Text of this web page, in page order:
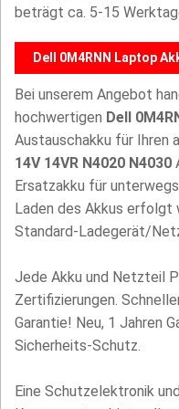
beträgt ca. 5-15
Dell 0M4RNN Laptop
Bei unserem Angebot
hochwertigen Dell
Austauschakku für Ihren
14V 14VR N4020 N4030
Ersatzakku für
Laden des Akkus erfolgt
Standard-Ladegerät/
Jede Akku und Netzteil
Zertifizierungen.
Garantie! Neu, 1 Jahren
Sicherheits-Schutz.
Eine Schutzelektronik